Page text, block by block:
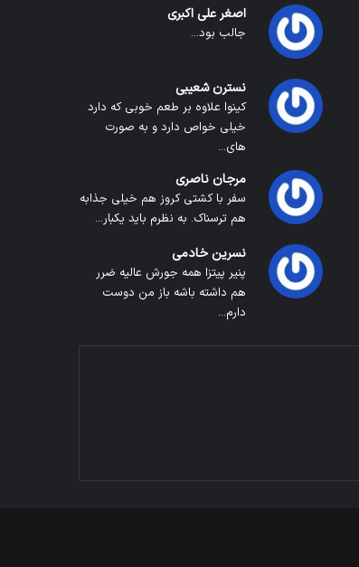
اصغر علی اکبری
جالب بود...
نسترن شعیبی
کینوا علاوه بر طعم خوبی که دارد
خیلی خواص دارد و به صورت
های...
مرجان ناصری
سفر با کشتی کروز هم خیلی جذابه
هم ترسناک. به نظرم باید یکبار...
نسرین خادمی
پنیر پیتزا همه جورش عالیه ضرر
هم داشته باشه باز من دوست
دارم...